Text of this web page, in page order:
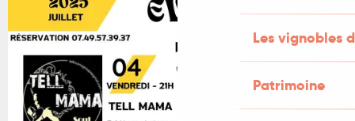
Les vignobles
Patrimoine